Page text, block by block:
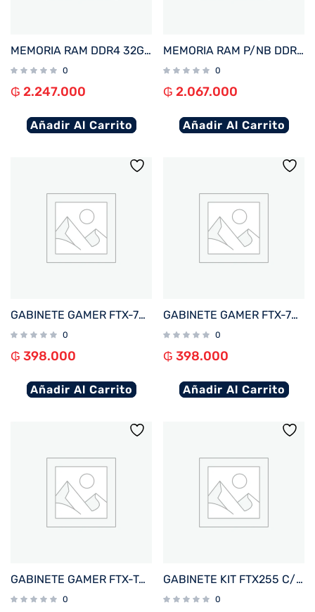
MEMORIA RAM DDR4 32GB 3200 CRUCIAL CT32G4DFD832A
0
₲ 2.247.000
Añadir Al Carrito
MEMORIA RAM P/NB DDR5 16GB 6400 KINGSTON FURY IMPACT BK KF564S38IB-16
0
₲ 2.067.000
Añadir Al Carrito
GABINETE GAMER FTX-702WH VIDRIO TEMPLADO MATX/MITX BLANCO
0
₲ 398.000
Añadir Al Carrito
GABINETE GAMER FTX-702BK VIDRIO TEMPLADO MATX/MITX NEGRO
0
₲ 398.000
Añadir Al Carrito
GABINETE GAMER FTX-TANKWH VIDRIO TEMPLADO AQUARIO ATX/MATX/MITX BLANCO
0
GABINETE KIT FTX255 C/FUENTE 500W MOUSE+TECL+SPK+LAT FRON TRANSP MATX/MITX
0